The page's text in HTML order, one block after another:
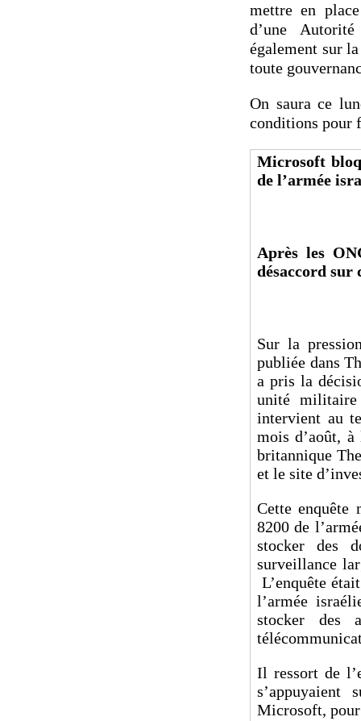
mettre en
d’une
également sur
toute
On saura ce
conditions pour
Microsoft
de l’armée
Après les
désaccord sur
Sur la
publiée dans
a pris la
unité militaire
intervient au
mois d’août,
britannique
et le site
Cette enquête
8200 de
stocker des
surveillance
L’enquête
l’armée
stocker des
Il ressort de
Microsoft,